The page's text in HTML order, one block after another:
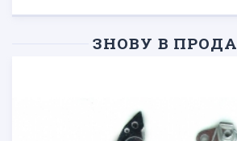
ЗНОВУ В